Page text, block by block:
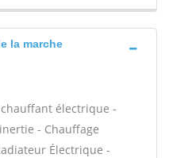
la marche
électrique -
- Chauffage
Électrique -